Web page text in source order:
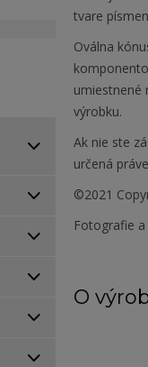
tvare
Oválna
umiestnené
výrobku.
Ak nie ste
určená
©2021
Fotografie
O